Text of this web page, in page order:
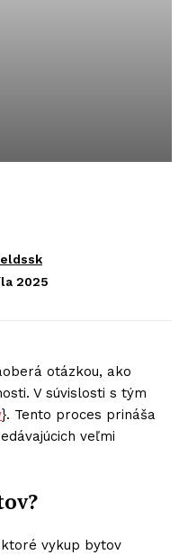
2025
otázkou, ako
V súvislosti s tým
}. Tento proces prináša
veľmi
ktoré vykup bytov